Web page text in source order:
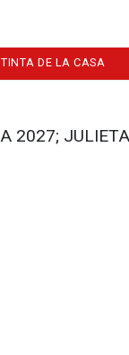
TINTA DE LA CASA